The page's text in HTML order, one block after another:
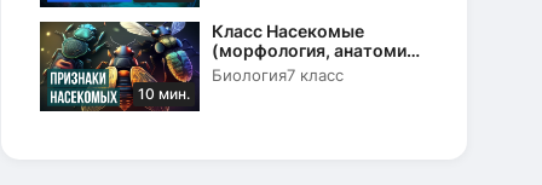
10 мин.
Класс Насекомые
(морфология, анатомия
и физиология)
Биология7 класс